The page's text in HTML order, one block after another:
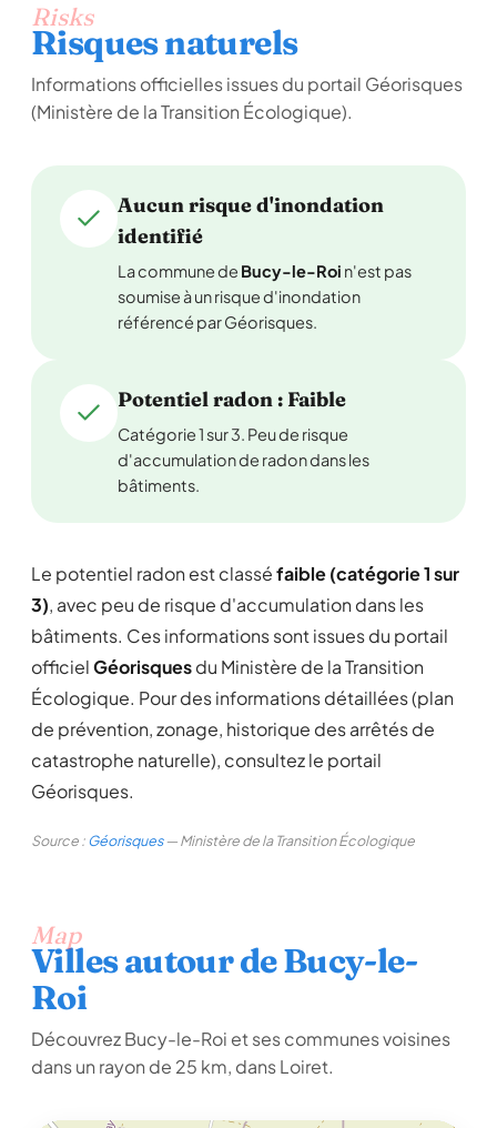
Risks
Risques naturels
Informations officielles issues du portail Géorisques
(Ministère de la Transition Écologique).
Aucun risque d'inondation
identifié
La commune de Bucy-le-Roi n'est pas
soumise à un risque d'inondation
référencé par Géorisques.
Potentiel radon : Faible
Catégorie 1 sur 3. Peu de risque
d'accumulation de radon dans les
bâtiments.
Le potentiel radon est classéfaible (catégorie 1 sur
3), avec peu de risque d'accumulation dans les
bâtiments. Ces informations sont issues du portail
officielGéorisquesdu Ministère de la Transition
Écologique. Pour des informations détaillées (plan
de prévention, zonage, historique des arrêtés de
catastrophe naturelle), consultez le portail
Géorisques.
Source :Géorisques— Ministère de la Transition Écologique
Map
Villes autour de Bucy-le-
Roi
Découvrez Bucy-le-Roi et ses communes voisines
dans un rayon de 25 km, dans Loiret.